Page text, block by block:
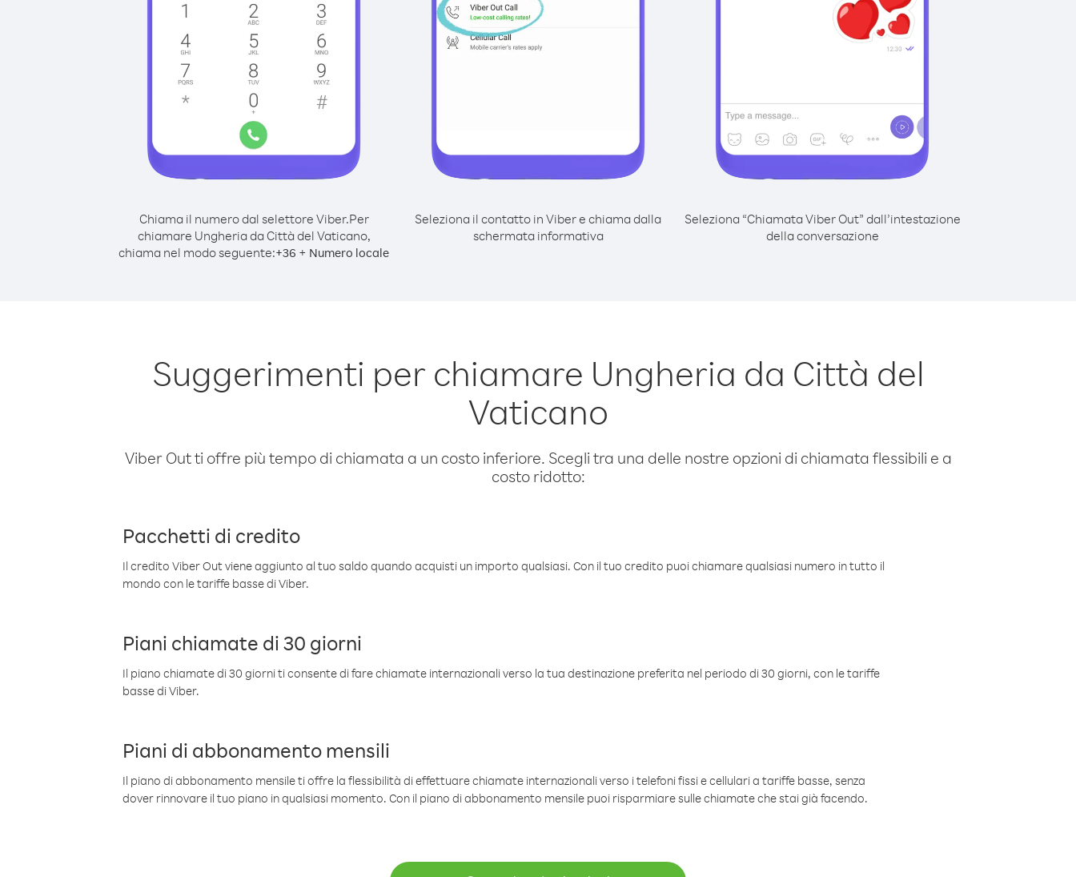
Chiama il numero dal selettore Viber.Per
chiamare Ungheria da Città del Vaticano,
chiama nel modo seguente:+36 + Numero locale
Seleziona il contatto in Viber e chiama dalla
schermata informativa
Seleziona “Chiamata Viber Out” dall’intestazione
della conversazione
Suggerimenti per chiamare Ungheria da Città del
Vaticano
Viber Out ti offre più tempo di chiamata a un costo inferiore. Scegli tra una delle nostre opzioni di chiamata flessibili e a
costo ridotto:
Pacchetti di credito
Il credito Viber Out viene aggiunto al tuo saldo quando acquisti un importo qualsiasi. Con il tuo credito puoi chiamare qualsiasi numero in tutto il
mondo con le tariffe basse di Viber.
Piani chiamate di 30 giorni
Il piano chiamate di 30 giorni ti consente di fare chiamate internazionali verso la tua destinazione preferita nel periodo di 30 giorni, con le tariffe
basse di Viber.
Piani di abbonamento mensili
Il piano di abbonamento mensile ti offre la flessibilità di effettuare chiamate internazionali verso i telefoni fissi e cellulari a tariffe basse, senza
dover rinnovare il tuo piano in qualsiasi momento. Con il piano di abbonamento mensile puoi risparmiare sulle chiamate che stai già facendo.